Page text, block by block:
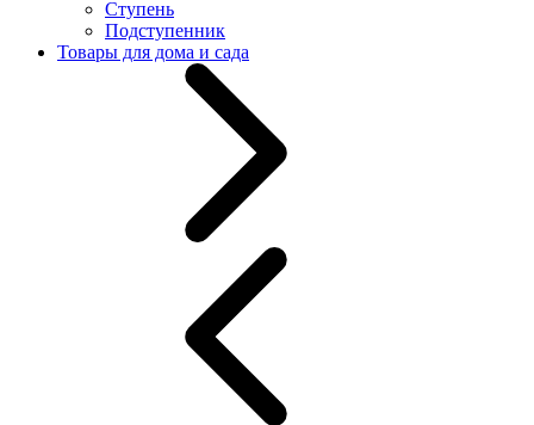
Ступень
Подступенник
Товары для дома и сада